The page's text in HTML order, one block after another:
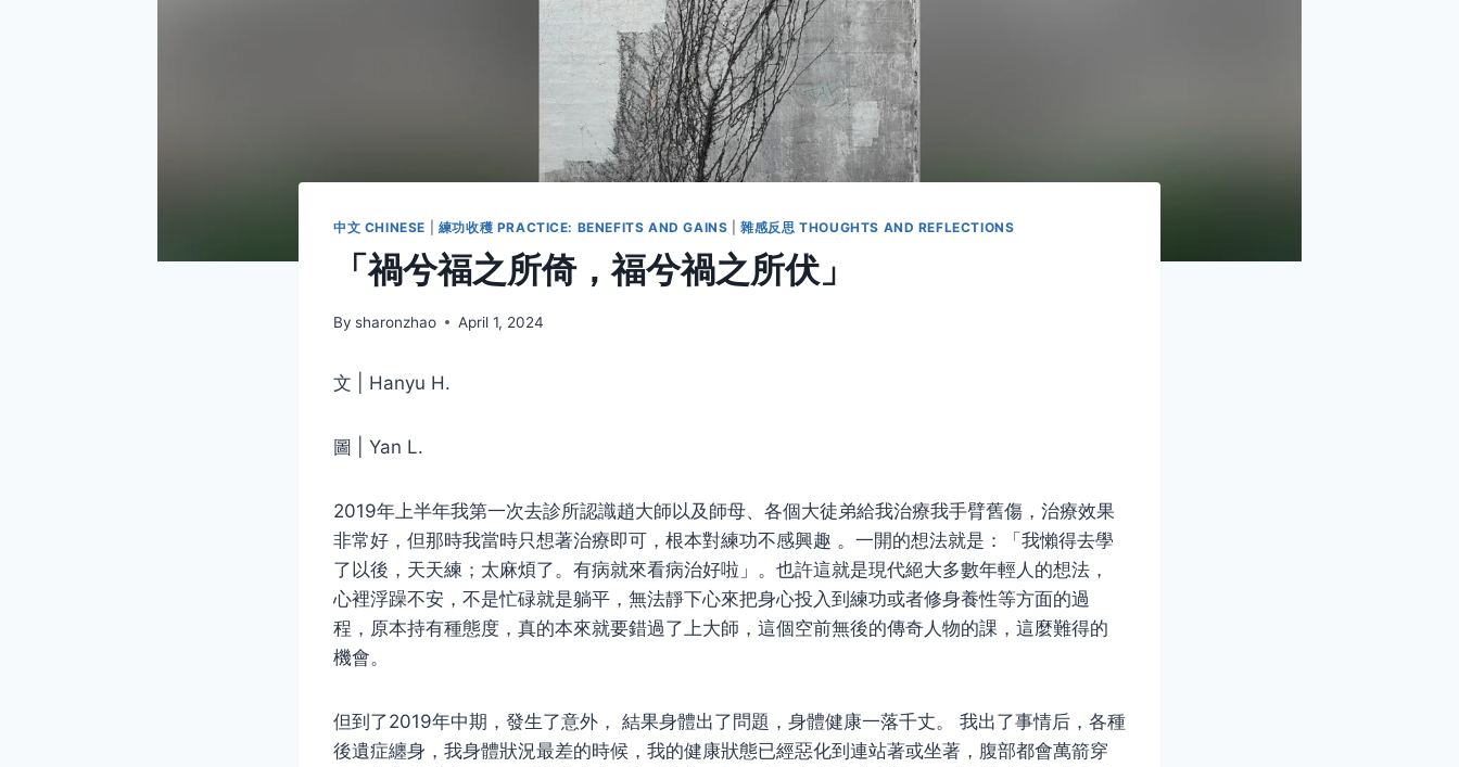
中文 CHINESE 練功收穫 PRACTICE: BENEFITS AND GAINS |雜感反思 THOUGHTS AND REFLECTIONS
「禍兮福之所倚，福兮禍之所伏」
By sharonzhao April 1, 2024
文 | Hanyu H.
圖 | Yan L.
2019年上半年我第一次去診所認識趙大師以及師母、各個大徒弟給我治療我手臂舊傷，治療效果
非常好，但那時我當時只想著治療即可，根本對練功不感興趣 。一開的想法就是：「我懶得去學
了以後，天天練；太麻煩了。有病就來看病治好啦」。也許這就是現代絕大多數年輕人的想法，
心裡浮躁不安，不是忙碌就是躺平，無法靜下心來把身心投入到練功或者修身養性等方面的過
程，原本持有種態度，真的本來就要錯過了上大師，這個空前無後的傳奇人物的課，這麼難得的
機會。
但到了2019年中期，發生了意外， 結果身體出了問題，身體健康一落千丈。 我出了事情后，各種
後遺症纏身，我身體狀況最差的時候，我的健康狀態已經惡化到連站著或坐著，腹部都會萬箭穿